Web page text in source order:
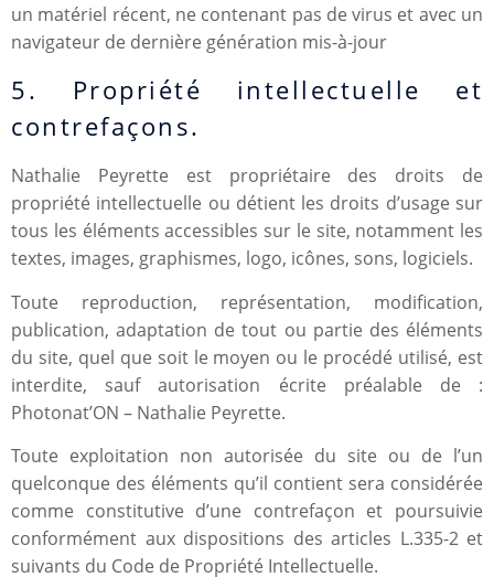
un matériel récent, ne contenant pas de virus et avec un
navigateur de dernière génération mis-à-jour
5. Propriété intellectuelle et
contrefaçons.
Nathalie Peyrette est propriétaire des droits de
propriété intellectuelle ou détient les droits d’usage sur
tous les éléments accessibles sur le site, notamment les
textes, images, graphismes, logo, icônes, sons, logiciels.
Toute reproduction, représentation, modification,
publication, adaptation de tout ou partie des éléments
du site, quel que soit le moyen ou le procédé utilisé, est
interdite, sauf autorisation écrite préalable de :
Photonat’ON – Nathalie Peyrette.
Toute exploitation non autorisée du site ou de l’un
quelconque des éléments qu’il contient sera considérée
comme constitutive d’une contrefaçon et poursuivie
conformément aux dispositions des articles L.335-2 et
suivants du Code de Propriété Intellectuelle.